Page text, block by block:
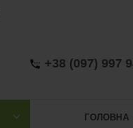
+38 (097) 997
ГОЛОВНА